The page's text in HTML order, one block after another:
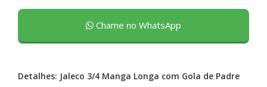
Chame no WhatsApp
Detalhes: Jaleco 3/4 Manga Longa com Gola de Padre